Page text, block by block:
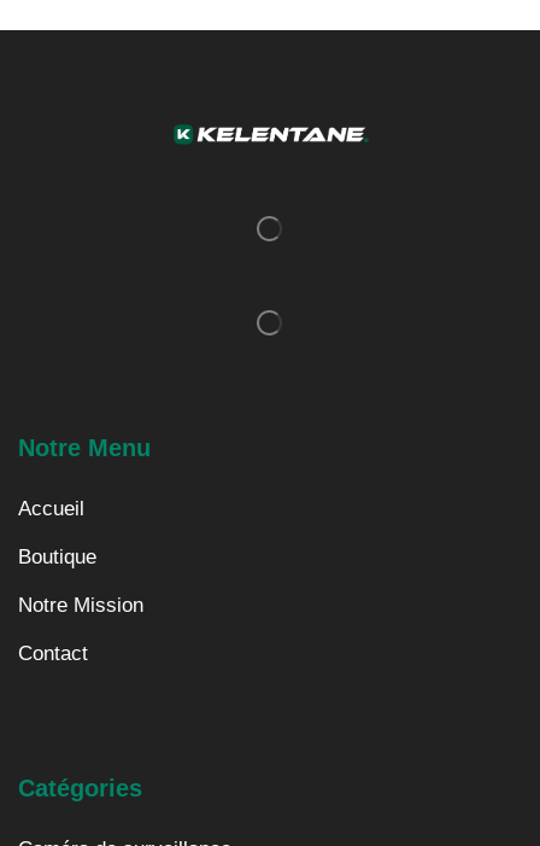
Notre Menu
Accueil
Boutique
Notre Mission
Contact
Catégories